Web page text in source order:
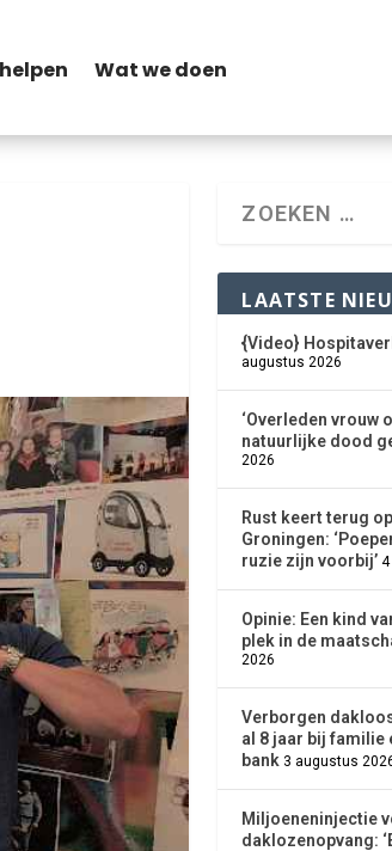
Wat we doen
LAATSTE
{Video}
augustus 2026
‘Overleden vrouw
natuurlijke dood
2026
Rust keert terug
Groningen:
ruzie zijn voorbij’
Opinie: Een kind
plek in de
2026
Verborgen
al 8 jaar bij familie
bank 3 augustus
Miljoeneninjectie
daklozenopvang: